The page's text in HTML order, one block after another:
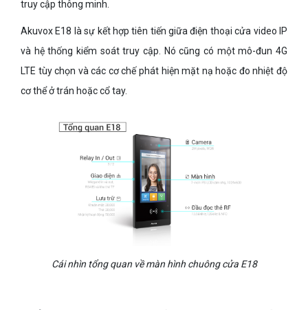
truy cập thông minh.
Akuvox E18 là sự kết hợp tiên tiến giữa điện thoại cửa video IP
và hệ thống kiểm soát truy cập. Nó cũng có một mô-đun 4G
LTE tùy chọn và các cơ chế phát hiện mặt nạ hoặc đo nhiệt độ
cơ thể ở trán hoặc cổ tay.
Cái nhìn tổng quan về màn hình chuông cửa E18